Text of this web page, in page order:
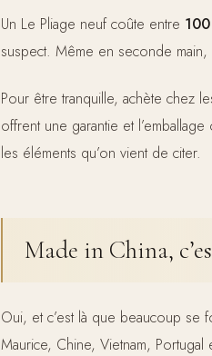
Un Le Pliage neuf coûte entre
suspect. Même en seconde
Pour être tranquille, achète chez
offrent une garantie et
les éléments qu’on vient de citer.
Made in China,
Oui, et c’est là que beaucoup se
Maurice, Chine, Vietnam,